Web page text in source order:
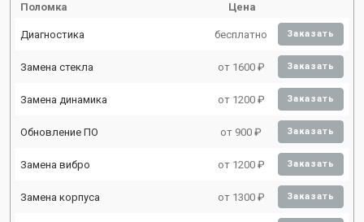
Поломка Цена
Диагностика бесплатно Заказать
Замена стекла от 1600 ₽ Заказать
Замена динамика от 1200 ₽ Заказать
Обновление ПО от 900 ₽ Заказать
Замена вибро от 1200 ₽ Заказать
Замена корпуса от 1300 ₽ Заказать